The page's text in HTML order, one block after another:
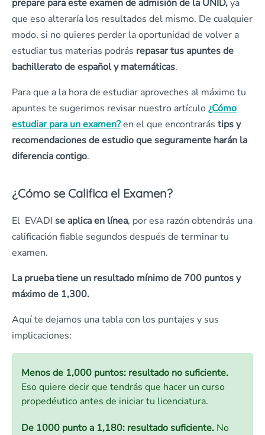
prepare para este examen de admisión de la UNID,ya
que eso alteraría los resultados del mismo. De cualquier
modo, si no quieres perder la oportunidad de volver a
estudiar tus materias podrás repasar tus apuntes de
bachillerato de español y matemáticas.
Para que a la hora de estudiar aproveches al máximo tu
apuntes te sugerimos revisar nuestro artículo ¿Cómo
estudiar para un examen?en el que encontrarás tips y
recomendaciones de estudio que seguramente harán la
diferencia contigo.
¿Cómo se Califica el Examen?
El EVADI se aplica en línea, por esa razón obtendrás una
calificación fiable segundos después de terminar tu
examen.
La prueba tiene un resultado mínimo de 700 puntos y
máximo de 1,300.
Aquí te dejamos una tabla con los puntajes y sus
implicaciones:
Menos de 1,000 puntos: resultado no suficiente.
Eso quiere decir que tendrás que hacer un curso
propedéutico antes de iniciar tu licenciatura.
De 1000 punto a 1,180: resultado suficiente. No